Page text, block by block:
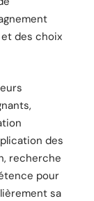
des choix
des
recherche
pour
sa